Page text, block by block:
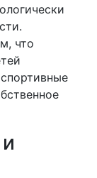
что